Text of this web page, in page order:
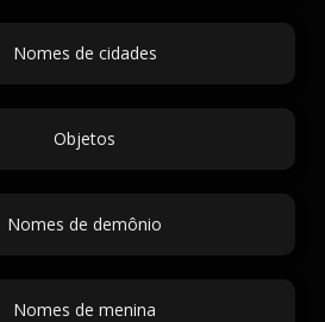
Nomes de cidades
Objetos
Nomes de demônio
Nomes de menina